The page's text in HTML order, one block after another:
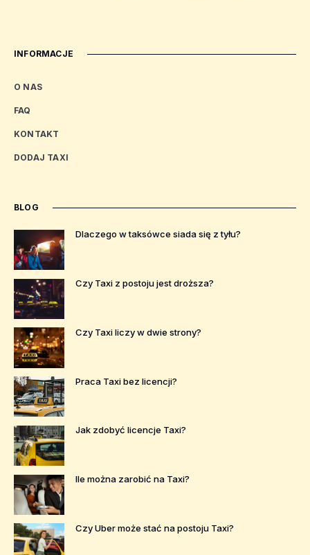
INFORMACJE
O NAS
FAQ
KONTAKT
DODAJ TAXI
BLOG
Dlaczego w taksówce siada się z tyłu?
Czy Taxi z postoju jest droższa?
Czy Taxi liczy w dwie strony?
Praca Taxi bez licencji?
Jak zdobyć licencje Taxi?
Ile można zarobić na Taxi?
Czy Uber może stać na postoju Taxi?